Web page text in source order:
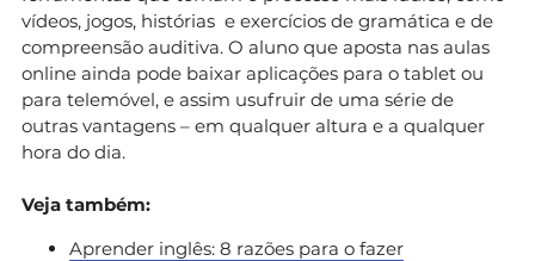
vídeos, jogos, histórias e exercícios de gramática e de
compreensão auditiva. O aluno que aposta nas aulas
online ainda pode baixar aplicações para o tablet ou
para telemóvel, e assim usufruir de uma série de
outras vantagens – em qualquer altura e a qualquer
hora do dia.
Veja também:
Aprender inglês: 8 razões para o fazer